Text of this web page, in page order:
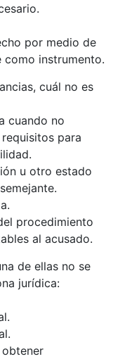
por medio de
instrumento.
cuál no es
cuando no
para
u otro estado
procedimiento
al acusado.
de ellas no se
jurídica: